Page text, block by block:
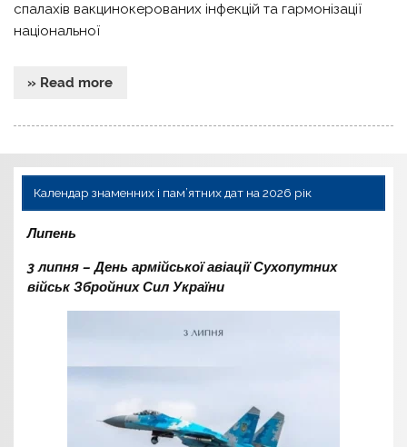
спалахів вакцинокерованих інфекцій та гармонізації
національної
» Read more
Календар знаменних і пам’ятних дат на 2026 рік
Липень
3 липня – День армійської авіації Сухопутних
військ Збройних Сил України